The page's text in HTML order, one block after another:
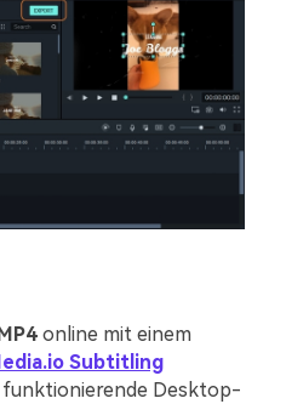
online mit einem
Subtitling
funktionierende Desktop-